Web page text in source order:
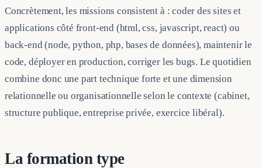
Concrètement, les missions consistent à : coder des sites et
applications côté front-end (html, css, javascript, react) ou
back-end (node, python, php, bases de données), maintenir le
code, déployer en production, corriger les bugs. Le quotidien
combine donc une part technique forte et une dimension
relationnelle ou organisationnelle selon le contexte (cabinet,
structure publique, entreprise privée, exercice libéral).
La formation type